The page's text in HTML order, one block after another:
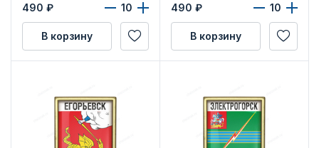
490 ₽
В корзину
490 ₽
В корзину